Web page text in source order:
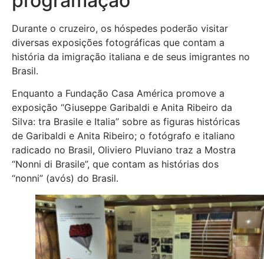
Durante o cruzeiro, os hóspedes poderão visitar
diversas exposições fotográficas que contam a
história da imigração italiana e de seus imigrantes no
Brasil.
Enquanto a Fundação Casa América promove a
exposição “Giuseppe Garibaldi e Anita Ribeiro da
Silva: tra Brasile e Italia” sobre as figuras históricas
de Garibaldi e Anita Ribeiro; o fotógrafo e italiano
radicado no Brasil, Oliviero Pluviano traz a Mostra
“Nonni di Brasile”, que contam as histórias dos
“nonni” (avós) do Brasil.